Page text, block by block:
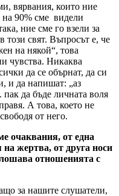
вярвания, които ние
на 90% сме видели
ние сме го взели за
този свят. Въпросът е, че
на някой“, това
чувства. Никаква
да се обърнат, да си
и да напишат: „аз
пак да бъде личната воля
А това, което не
от него.
очаквания, от една
на жертва, от друга носи
отношенията с
за нашите слушатели,